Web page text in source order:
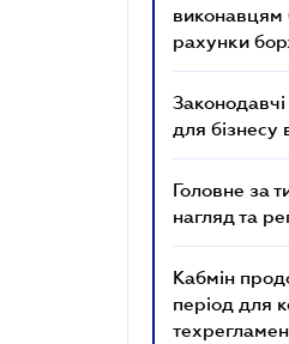
виконавцям
рахунки
для бізнесу
Головне за
нагляд та
Кабмін
період для